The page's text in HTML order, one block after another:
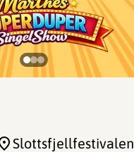
Slottsfjellfestivalen